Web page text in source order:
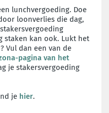
lunchvergoeding. Doe
loonverlies die dag,
staken kan ook. Lukt het
Vul dan een van de
pagina van het
je stakersvergoeding
je hier.